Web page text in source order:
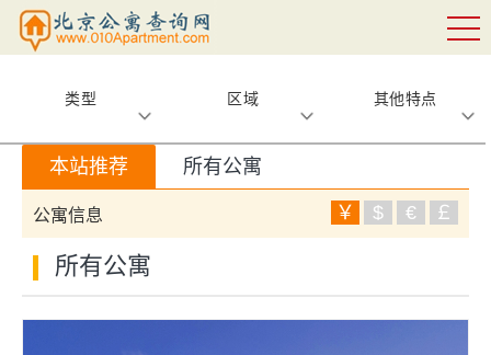
类型 区域 其他特点
本站推荐 所有公寓
公寓信息 ￥ $ € ￡
所有公寓